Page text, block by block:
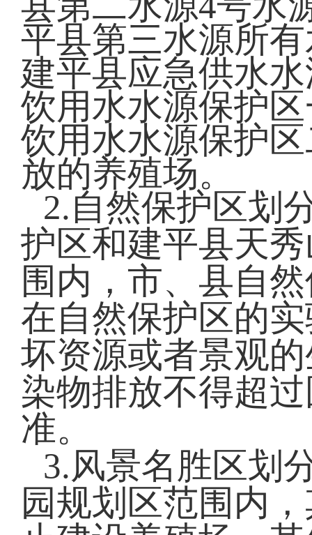
平县第三水源所
建平县应急供水
饮用水水源保护
饮用水水源保护
放的养殖场。
2.自然保护区划
护区和建平县天
围内，市、县自
在自然保护区的
坏资源或者景观
染物排放不得超
准。
3.风景名胜区划
园规划区范围内